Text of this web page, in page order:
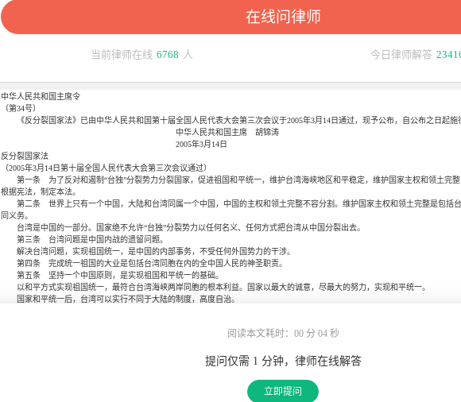
在线问律师
当前律师在线 6768 人 今日律师解答
中华人民共和国主席令
（第34号）
《反分裂国家法》已由中华人民共和国第十届全国人民代表大会第三次会议于2005年3月14日通过，现予公布，自公布之日起施
中华人民共和国主席 胡锦涛
2005年3月14日
反分裂国家法
（2005年3月14日第十届全国人民代表大会第三次会议通过）
第一条 为了反对和遏制“台独”分裂势力分裂国家，促进祖国和平统一，维护台湾海峡地区和平稳定，维护国家主权和领土完
根据宪法，制定本法。
第二条 世界上只有一个中国，大陆和台湾同属一个中国，中国的主权和领土完整不容分割。维护国家主权和领土完整是包括
同义务。
台湾是中国的一部分。国家绝不允许“台独”分裂势力以任何名义、任何方式把台湾从中国分裂出去。
第三条 台湾问题是中国内战的遗留问题。
解决台湾问题，实现祖国统一，是中国的内部事务，不受任何外国势力的干涉。
第四条 完成统一祖国的大业是包括台湾同胞在内的全中国人民的神圣职责。
第五条 坚持一个中国原则，是实现祖国和平统一的基础。
以和平方式实现祖国统一，最符合台湾海峡两岸同胞的根本利益。国家以最大的诚意，尽最大的努力，实现和平统一。
国家和平统一后，台湾可以实行不同于大陆的制度，高度自治。
（二）鼓励和推动两岸经济交流与合作，直接通邮通航通商，密切两岸经济关系，互利互惠；
第七条 国家主张通过台湾海峡两岸平等的协商和谈判，实现和平统一。协商和谈判可以有步骤、分阶段进行，方式可以灵活
阅读本文耗时：00 分 04 秒
提问仅需 1 分钟，律师在线解答
立即提问